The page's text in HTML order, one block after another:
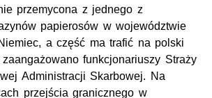
przemycona z jednego z
papierosów w województwie
a część ma trafić na polski
funkcjonariuszy Straży
Administracji Skarbowej. Na
przejścia granicznego w